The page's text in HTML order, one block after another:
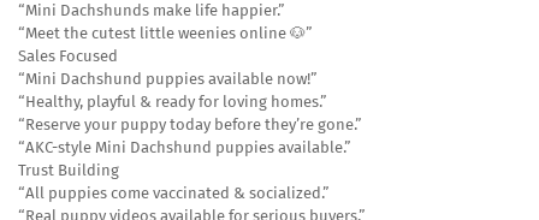
“Mini Dachshunds make life happier.”
“Meet the cutest little weenies online 🐶”
Sales Focused
“Mini Dachshund puppies available now!”
“Healthy, playful & ready for loving homes.”
“Reserve your puppy today before they’re gone.”
“AKC-style Mini Dachshund puppies available.”
Trust Building
“All puppies come vaccinated & socialized.”
“Real puppy videos available for serious buyers.”